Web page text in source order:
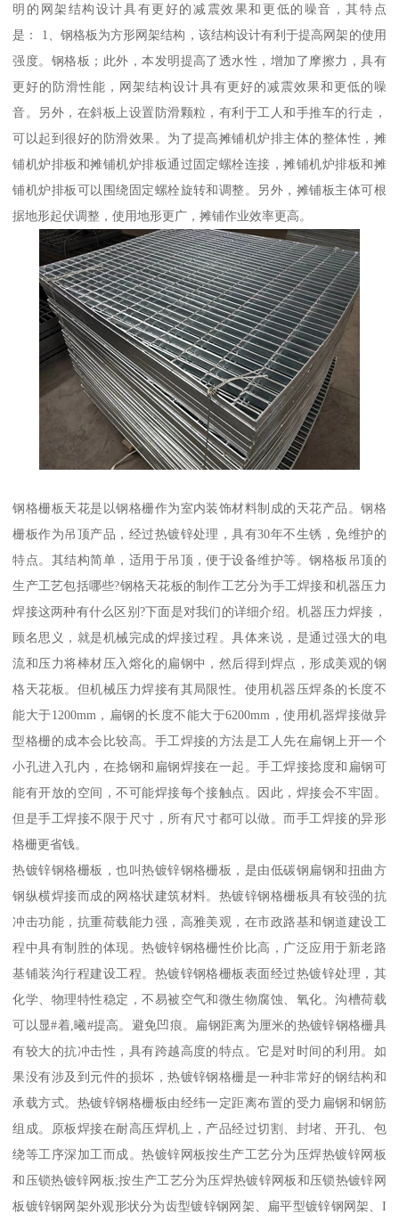
明的网架结构设计具有更好的减震效果和更低的噪音，其特点
是： 1、钢格板为方形网架结构，该结构设计有利于提高网架的使用
强度。钢格板；此外，本发明提高了透水性，增加了摩擦力，具有
更好的防滑性能，网架结构设计具有更好的减震效果和更低的噪
音。另外，在斜板上设置防滑颗粒，有利于工人和手推车的行走，
可以起到很好的防滑效果。为了提高摊铺机炉排主体的整体性，摊
铺机炉排板和摊铺机炉排板通过固定螺栓连接，摊铺机炉排板和摊
铺机炉排板可以围绕固定螺栓旋转和调整。另外，摊铺板主体可根
据地形起伏调整，使用地形更广，摊铺作业效率更高。
钢格栅板天花是以钢格栅作为室内装饰材料制成的天花产品。钢格
栅板作为吊顶产品，经过热镀锌处理，具有30年不生锈，免维护的
特点。其结构简单，适用于吊顶，便于设备维护等。钢格板吊顶的
生产工艺包括哪些?钢格天花板的制作工艺分为手工焊接和机器压力
焊接这两种有什么区别?下面是对我们的详细介绍。机器压力焊接，
顾名思义，就是机械完成的焊接过程。具体来说，是通过强大的电
流和压力将棒材压入熔化的扁钢中，然后得到焊点，形成美观的钢
格天花板。但机械压力焊接有其局限性。使用机器压焊条的长度不
能大于1200mm，扁钢的长度不能大于6200mm，使用机器焊接做异
型格栅的成本会比较高。手工焊接的方法是工人先在扁钢上开一个
小孔进入孔内，在捻钢和扁钢焊接在一起。手工焊接捻度和扁钢可
能有开放的空间，不可能焊接每个接触点。因此，焊接会不牢固。
但是手工焊接不限于尺寸，所有尺寸都可以做。而手工焊接的异形
格栅更省钱。
热镀锌钢格栅板，也叫热镀锌钢格栅板，是由低碳钢扁钢和扭曲方
钢纵横焊接而成的网格状建筑材料。热镀锌钢格栅板具有较强的抗
冲击功能，抗重荷载能力强，高雅美观，在市政路基和钢道建设工
程中具有制胜的体现。热镀锌钢格栅性价比高，广泛应用于新老路
基铺装沟行程建设工程。热镀锌钢格栅板表面经过热镀锌处理，其
化学、物理特性稳定，不易被空气和微生物腐蚀、氧化。沟槽荷载
可以显#着,曦#提高。避免凹痕。扁钢距离为厘米的热镀锌钢格栅具
有较大的抗冲击性，具有跨越高度的特点。它是对时间的利用。如
果没有涉及到元件的损坏，热镀锌钢格栅是一种非常好的钢结构和
承载方式。热镀锌钢格栅板由经纬一定距离布置的受力扁钢和钢筋
组成。原板焊接在耐高压焊机上，产品经过切割、封堵、开孔、包
绕等工序深加工而成。热镀锌网板按生产工艺分为压焊热镀锌网板
和压锁热镀锌网板;按生产工艺分为压焊热镀锌网板和压锁热镀锌网
板镀锌钢网架外观形状分为齿型镀锌钢网架、扁平型镀锌钢网架、I